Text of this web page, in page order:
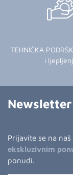
TEHNIČKA
i
Newsletter
Prijavite se na
ekskluzivnim
ponudi.